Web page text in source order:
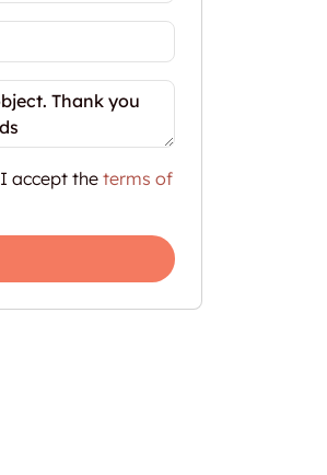
Châtelaine"
accept theterms of